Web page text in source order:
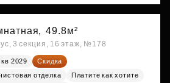
49.8м²
3 секция, 16 этаж, №178
кв 2029
Скидка
отделка
Платите как хотите